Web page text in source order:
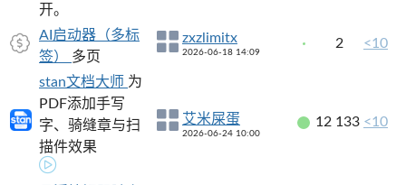
开。
AI启动器（多标
签） 多页
zxzlimitx
2026-06-18 14:09
2 <10
stan文档大师 为
PDF添加手写
字、骑缝章与扫
描件效果
艾米屎蛋
2026-06-24 10:00
12 133 <10